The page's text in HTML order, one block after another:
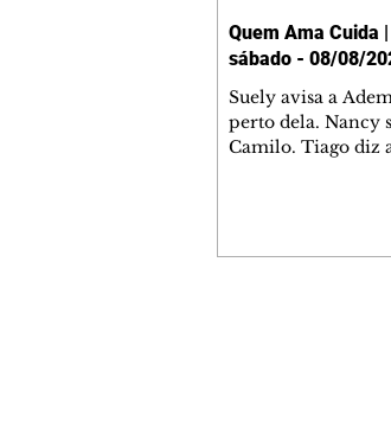
Quem Ama Cuida
sábado - 08/08/
Suely avisa a
perto dela. Nancy
Camilo. Tiago diz
que está feliz